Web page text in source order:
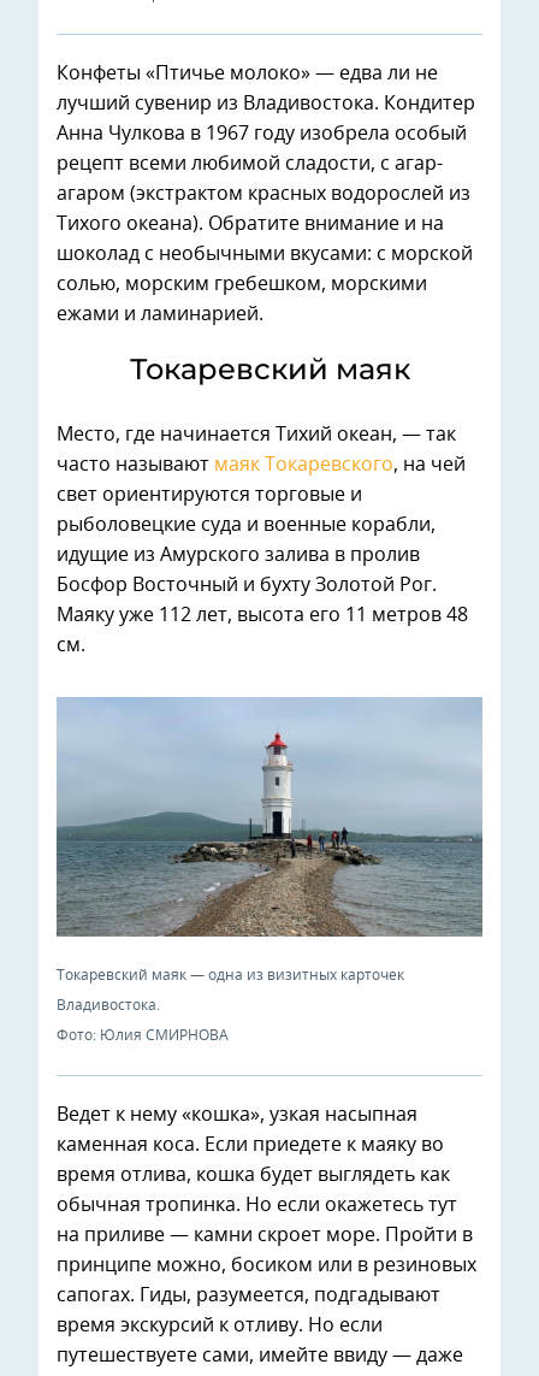
Конфеты «Птичье молоко» — едва ли не
лучший сувенир из Владивостока. Кондитер
Анна Чулкова в 1967 году изобрела особый
рецепт всеми любимой сладости, с агар-
агаром (экстрактом красных водорослей из
Тихого океана). Обратите внимание и на
шоколад с необычными вкусами: с морской
солью, морским гребешком, морскими
ежами и ламинарией.
Токаревский маяк
Место, где начинается Тихий океан, — так
часто называют маяк Токаревского, на чей
свет ориентируются торговые и
рыболовецкие суда и военные корабли,
идущие из Амурского залива в пролив
Босфор Восточный и бухту Золотой Рог.
Маяку уже 112 лет, высота его 11 метров 48
см.
Токаревский маяк — одна из визитных карточек
Владивостока.
Фото: Юлия СМИРНОВА
Ведет к нему «кошка», узкая насыпная
каменная коса. Если приедете к маяку во
время отлива, кошка будет выглядеть как
обычная тропинка. Но если окажетесь тут
на приливе — камни скроет море. Пройти в
принципе можно, босиком или в резиновых
сапогах. Гиды, разумеется, подгадывают
время экскурсий к отливу. Но если
путешествуете сами, имейте ввиду — даже